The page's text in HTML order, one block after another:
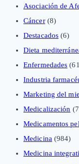
Asociación de
Cáncer(8)
Destacados (6)
Dieta
Enfermedades
Industria
Marketing del
Medicalización
Medicamentos
Medicina (984)
Medicina